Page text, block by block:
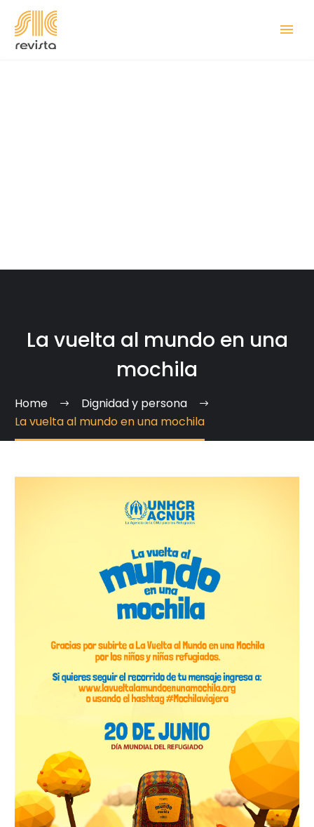
La vuelta al mundo en una
mochila
Home
Dignidad y persona
La vuelta al mundo en una mochila